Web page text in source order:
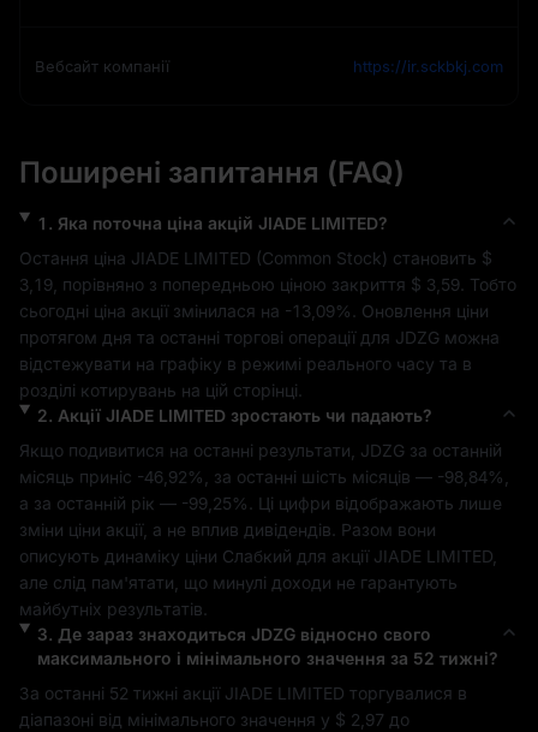
Вебсайт компанії https://ir.sckbkj.com
Поширені запитання (FAQ)
1 . Яка поточна ціна акцій JIADE LIMITED?
Остання ціна JIADE LIMITED (Common Stock) становить $
3,19 , порівняно з попередньою ціною закриття $ 3,59 . Тобто
сьогодні ціна акції змінилася на -13,09%
. Оновлення ціни
протягом дня та останні торгові операції для JDZG можна
відстежувати на графіку в режимі реального часу та в
розділі котирувань на цій сторінці.
2. Акції JIADE LIMITED зростають чи падають?
Якщо подивитися на останні результати, JDZG за останній
місяць приніс -46,92% , за останні шість місяців — -98,84%
а за останній рік — -99,25%
. Ці цифри відображають лише
зміни ціни акції, а не вплив дивідендів. Разом вони
описують динаміку ціни Слабкий для акції JIADE LIMITED
але слід пам'ятати, що минулі доходи не гарантують
майбутніх результатів.
3. Де зараз знаходиться JDZGвідносно свого
максимального і мінімального значення за 52 тижні?
За останні 52 тижні акції JIADE LIMITED торгувалися в
діапазоні від мінімального значення у $ 2,97 до